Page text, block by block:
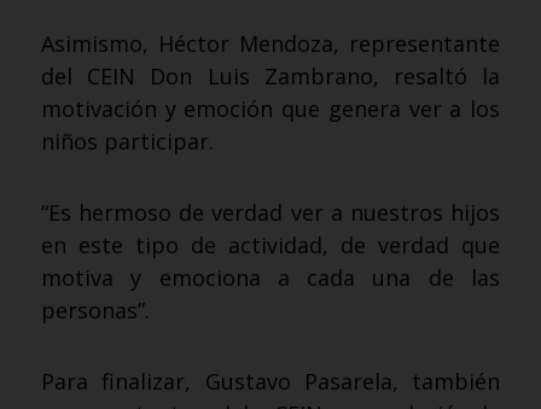
Asimismo, Héctor Mendoza, representante
del CEIN Don Luis Zambrano, resaltó la
motivación y emoción que genera ver a los
niños participar.
“Es hermoso de verdad ver a nuestros hijos
en este tipo de actividad, de verdad que
motiva y emociona a cada una de las
personas”.
Para finalizar, Gustavo Pasarela, también